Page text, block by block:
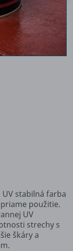
stabilná farba
použitie.
UV
strechy s
škáry a